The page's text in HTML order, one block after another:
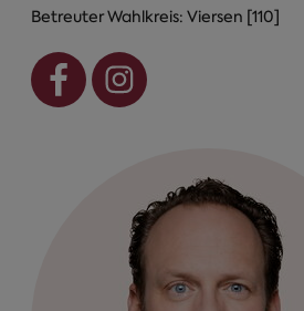
Betreuter Wahlkreis: Viersen [110]